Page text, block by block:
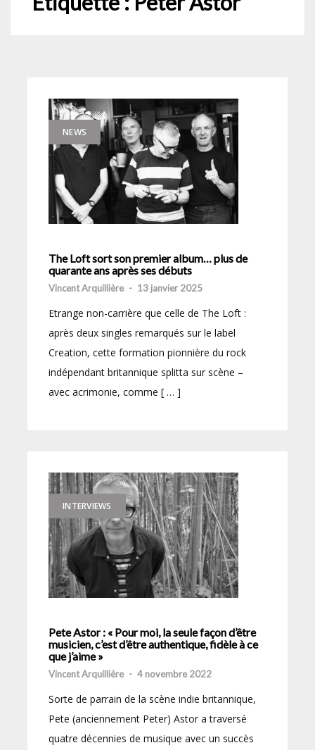
NEWS
The Loft sort son premier album… plus de
quarante ans après ses débuts
Vincent Arquillière - 13 janvier 2025
Etrange non-carrière que celle de The Loft :
après deux singles remarqués sur le label
Creation, cette formation pionnière du rock
indépendant britannique splitta sur scène –
avec acrimonie, comme [ … ]
INTERVIEWS
Pete Astor : « Pour moi, la seule façon d’être
musicien, c’est d’être authentique, fidèle à ce
que j’aime »
Vincent Arquillière - 4 novembre 2022
Sorte de parrain de la scène indie britannique,
Pete (anciennement Peter) Astor a traversé
quatre décennies de musique avec un succès